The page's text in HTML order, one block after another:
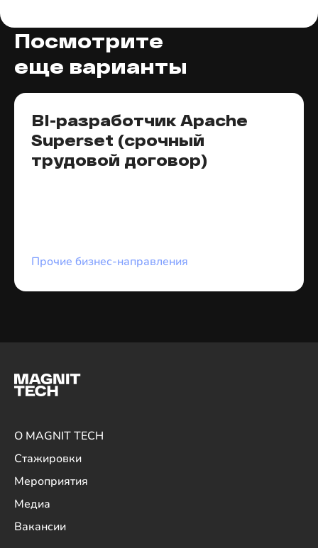
Посмотрите
еще варианты
BI-разработчик Apache
Superset (срочный
трудовой договор)
Прочие бизнес-направления
О MAGNIT TECH
Стажировки
Мероприятия
Медиа
Вакансии